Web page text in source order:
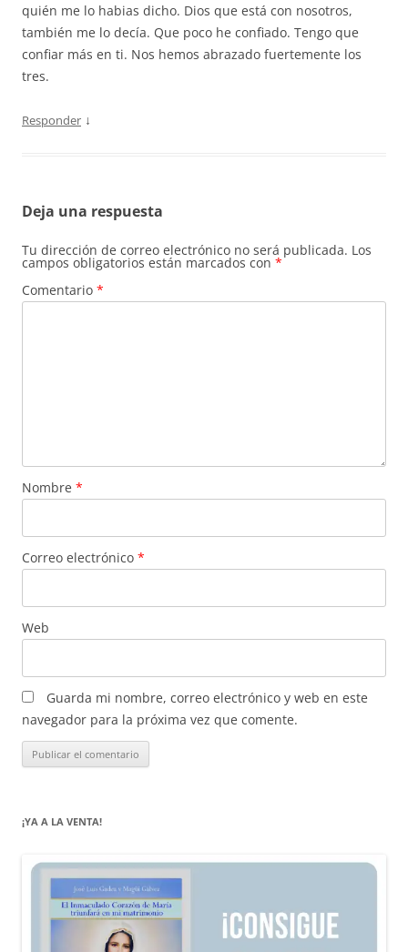
quién me lo habias dicho. Dios que está con nosotros,
también me lo decía. Que poco he confiado. Tengo que
confiar más en ti. Nos hemos abrazado fuertemente los
tres.
Responder ↓
Deja una respuesta
Tu dirección de correo electrónico no será publicada. Los
campos obligatorios están marcados con *
Comentario *
Nombre *
Correo electrónico *
Web
Guarda mi nombre, correo electrónico y web en este
navegador para la próxima vez que comente.
¡YA A LA VENTA!